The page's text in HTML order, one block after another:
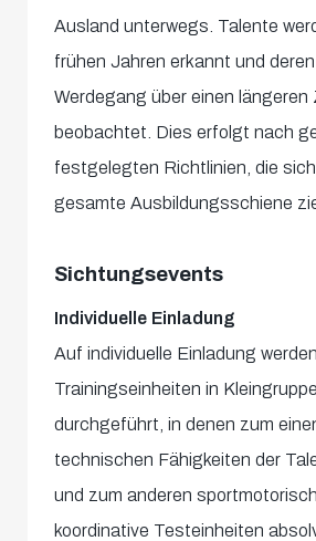
Ausland unterwegs. Talente
frühen Jahren erkannt und
Werdegang über einen längeren
beobachtet. Dies erfolgt nach
festgelegten Richtlinien, die
gesamte Ausbildungsschiene
Sichtungsevents
Individuelle Einladung
Auf individuelle Einladung werden
Trainingseinheiten in
durchgeführt, in denen zum
technischen Fähigkeiten der
und zum anderen
koordinative Testeinheiten